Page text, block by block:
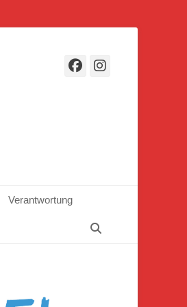
Facebook
Verantwortung